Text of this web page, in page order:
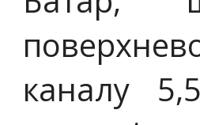
каналу